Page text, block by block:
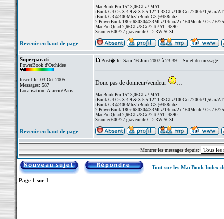
MacBook Pro 15" 3,06Ghz / MAT
iBook G4 Os X 4.9 & X.5.5 12" 1.33Ghz/100Go 7200tr/1,5Go/
iBook G3 @400Mhz/ iBook G3 @458mhz
2 PowerBook 180c 68030@33Mhz/14mo/2x 160Mo dd/ Os 7.6/
MacPro Quad 2,66Ghz/8Go/2To/ATI 4890
Scanner 600/27 graveur de CD-RW SCSI
Revenir en haut de page
Superparati
PowerBook d'Orchidée
Inscrit le: 03 Oct 2005
Messages: 587
Localisation: Ajaccio/Paris
Post� le: Sam 16 Juin 2007 à 23:39 Sujet du message:
Donc pas de donneur/vendeur …
MacBook Pro 15" 3,06Ghz / MAT
iBook G4 Os X 4.9 & X.5.5 12" 1.33Ghz/100Go 7200tr/1,5Go/
iBook G3 @400Mhz/ iBook G3 @458mhz
2 PowerBook 180c 68030@33Mhz/14mo/2x 160Mo dd/ Os 7.6/
MacPro Quad 2,66Ghz/8Go/2To/ATI 4890
Scanner 600/27 graveur de CD-RW SCSI
Revenir en haut de page
Montrer les messages depuis:
Tout sur les MacBook Index
Page 1 sur 1